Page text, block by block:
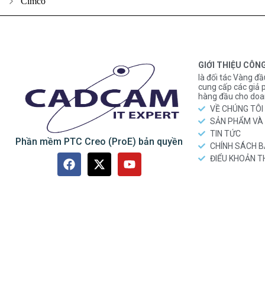
Phần mềm PTC Creo (ProE) bản quyền
GIỚI THIỆU
là đối tác Vàng
cung cấp các giả
hàng đầu cho
VỀ CHÚNG TÔI
SẢN PHẨM VÀ
TIN TỨC
CHÍNH SÁCH
ĐIỂU KHOẢN